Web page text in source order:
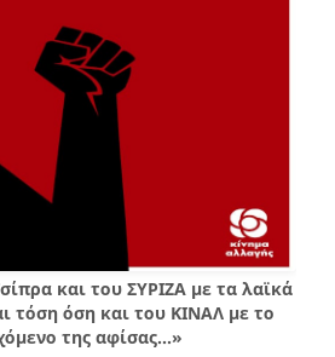
και του ΣΥΡΙΖΑ με τα λαϊκά
τόση όση και του ΚΙΝΑΛ με το
της αφίσας…»